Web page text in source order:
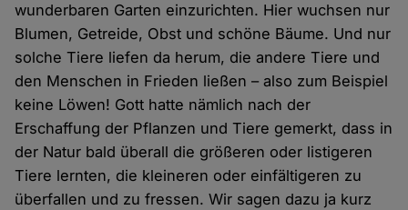
wunderbaren Garten einzurichten. Hier wuchsen nur
Blumen, Getreide, Obst und schöne Bäume. Und nur
solche Tiere liefen da herum, die andere Tiere und
den Menschen in Frieden ließen – also zum Beispiel
keine Löwen! Gott hatte nämlich nach der
Erschaffung der Pflanzen und Tiere gemerkt, dass in
der Natur bald überall die größeren oder listigeren
Tiere lernten, die kleineren oder einfältigeren zu
überfallen und zu fressen. Wir sagen dazu ja kurz